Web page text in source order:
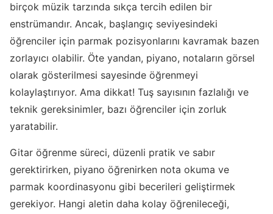
birçok müzik tarzında sıkça tercih edilen bir
enstrümandır. Ancak, başlangıç seviyesindeki
öğrenciler için parmak pozisyonlarını kavramak bazen
zorlayıcı olabilir. Öte yandan, piyano, notaların görsel
olarak gösterilmesi sayesinde öğrenmeyi
kolaylaştırıyor. Ama dikkat! Tuş sayısının fazlalığı ve
teknik gereksinimler, bazı öğrenciler için zorluk
yaratabilir.
Gitar öğrenme süreci, düzenli pratik ve sabır
gerektirirken, piyano öğrenirken nota okuma ve
parmak koordinasyonu gibi becerileri geliştirmek
gerekiyor. Hangi aletin daha kolay öğrenileceği,